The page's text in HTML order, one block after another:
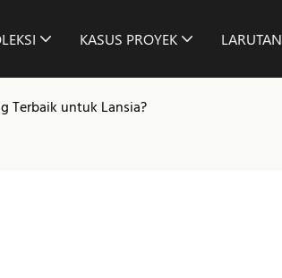
KASUS PROYEK LARUTAN
Terbaik untuk Lansia?